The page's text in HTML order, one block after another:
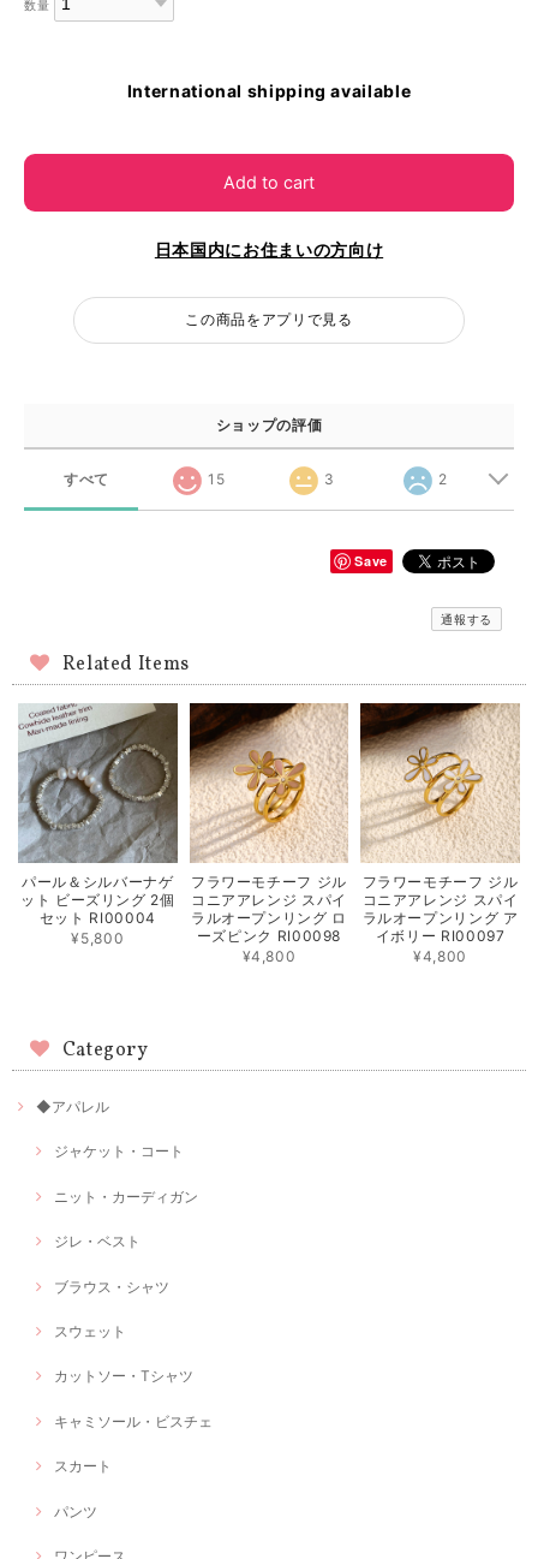
数量
International shipping available
Add to cart
日本国内にお住まいの方向け
この商品をアプリで見る
ショップの評価
すべて 15 3 2
Save
通報する
Related Items
パール＆シルバーナゲ
ット ビーズリング 2個
セット RI00004
¥5,800
フラワーモチーフ ジル
コニアアレンジ スパイ
ラルオープンリング ロ
ーズピンク RI00098
¥4,800
フラワーモチーフ ジル
コニアアレンジ スパイ
ラルオープンリング ア
イボリー RI00097
¥4,800
Category
◆アパレル
ジャケット・コート
ニット・カーディガン
ジレ・ベスト
ブラウス・シャツ
スウェット
カットソー・Tシャツ
キャミソール・ビスチェ
スカート
パンツ